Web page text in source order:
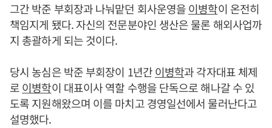
그간 박준 부회장과 나눠맡던 회사운영을이병학이 온전히
책임지게 됐다. 자신의 전문분야인 생산은 물론 해외사업까
지 총괄하게 되는 것이다.
당시 농심은 박준 부회장이 1년간이병학과 각자대표 체제
로이병학이 대표이사 역할 수행을 단독으로 해나갈 수 있
도록 지원해왔으며 이를 마치고 경영일선에서 물러난다고
설명했다.